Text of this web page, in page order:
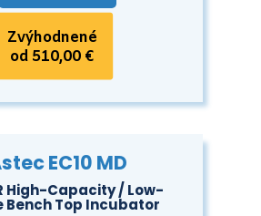
Zvýhodnené
od 510,00 €
EC10 MD
High-Capacity / Low-
Bench Top Incubator